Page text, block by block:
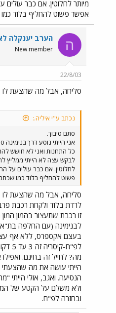
מהמקרים) ברציף 3.
אפשר פשוט להחליף בלוד
ה הערב יענקלה
New member
22/8/03
סליחה, אבל מה שהצעת לו
נכתב ע"י איליה.:
סתם סיבוך.
אני הייתי נוסע דרך
כל התחנות ואני לא חושש
לבקש עצה לא הייתי ממליץ
פשוט להחליף בלוד כמו
סליחה, אבל מה שהצעת לו
לרדת בלוד ולקחת רכבת
זו רכבת שתעצור בהמון
לבנימינה (עם החלפה
בעצם אקספרס, ללא אף
מה? לחייל זה בחינם.
הייתי עושה את מה שהצעתי
הנסיעה. ואגב, אולי הייתי
ולא משלם על הקטע של
ובחזרה לפ"ח.